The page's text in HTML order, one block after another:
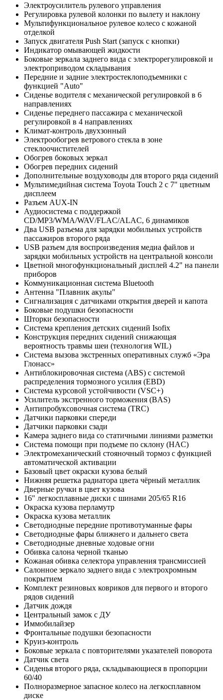
Электроусилитель рулевого управления
Регулировка рулевой колонки по вылету и наклону
Мультифункциональное рулевое колесо с кожаной
отделкой
Запуск двигателя Push Start (запуск с кнопки)
Индикатор омывающей жидкости
Боковые зеркала заднего вида с электрорегулировкой и
электроприводом складывания
Передние и задние электростеклоподъемники с
функцией "Auto"
Сиденье водителя с механической регулировкой в 6
направлениях
Сиденье переднего пассажира с механической
регулировкой в 4 направлениях
Климат-контроль двухзонный
Электрообогрев ветрового стекла в зоне
стеклоочистителей
Обогрев боковых зеркал
Обогрев передних сидений
Дополнительные воздуховоды для второго ряда сидений
Мультимедийная система Toyota Touch 2 с 7" цветным
дисплеем
Разъем AUX-IN
Аудиосистема c поддержкой
CD/MP3/WMA/WAV/FLAC/ALAC, 6 динамиков
Два USB разъема для зарядки мобильных устройств
пассажиров второго ряда
USB разъем для воспроизведения медиа файлов и
зарядки мобильных устройств на центральной консоли
Цветной многофункциональный дисплей 4.2" на панели
приборов
Коммуникационная система Bluetooth
Антенна "Плавник акулы"
Сигнализация с датчиками открытия дверей и капота
Боковые подушки безопасности
Шторки безопасности
Система крепления детских сидений Isofix
Конструкция передних сидений снижающая
вероятность травмы шеи (технология WIL)
Система вызова экстренных оперативных служб «Эра
Глонасс»
Антиблокировочная система (ABS) с системой
распределения тормозного усилия (EBD)
Система курсовой устойчивости (VSC+)
Усилитель экстренного торможения (BAS)
Антипробуксовочная система (TRC)
Датчики парковки спереди
Датчики парковки сзади
Камера заднего вида со статичными линиями разметки
Система помощи при подъеме по склону (HAC)
Электромеханический стояночный тормоз с функцией
автоматической активации
Базовый цвет окраски кузова белый
Нижняя решетка радиатора цвета чёрный металлик
Дверные ручки в цвет кузова
16" легкосплавные диски c шинами 205/65 R16
Окраска кузова перламутр
Окраска кузова металлик
Светодиодные передние противотуманные фары
Светодиодные фары ближнего и дальнего света
Светодиодные дневные ходовые огни
Обивка салона черной тканью
Кожаная обивка селектора управления трансмиссией
Салонное зеркало заднего вида с электрохромным
покрытием
Комплект резиновых ковриков для первого и второго
рядов сидений
Датчик дождя
Центральный замок с ДУ
Иммобилайзер
Фронтальные подушки безопасности
Круиз-контроль
Боковые зеркала с повторителями указателей поворота
Датчик света
Сиденья второго ряда, складывающиеся в пропорции
60/40
Полноразмерное запасное колесо на легкосплавном
диске